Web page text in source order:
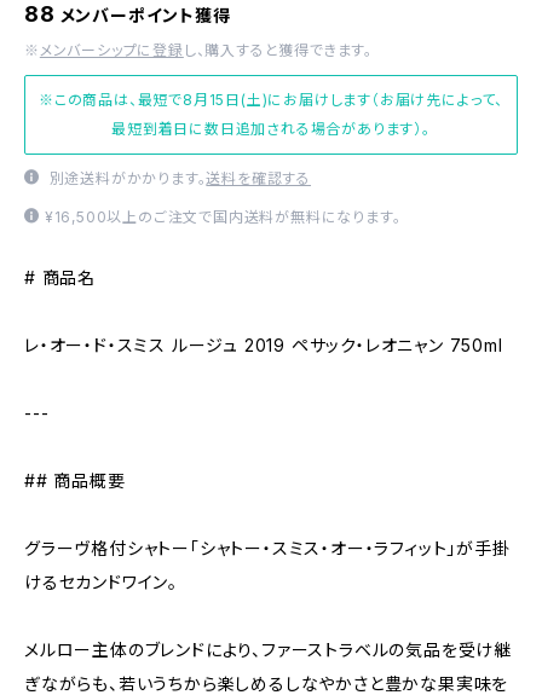
88 メンバーポイント獲得
※ メンバーシップに登録 し、購入すると獲得できます。
※この商品は、最短で8月15日(土)にお届けします（お届け先によって、
最短到着日に数日追加される場合があります）。
別途送料がかかります。送料を確認する
¥16,500以上のご注文で国内送料が無料になります。
# 商品名
レ・オー・ド・スミス ルージュ 2019 ペサック・レオニャン 750ml
---
## 商品概要
グラーヴ格付シャトー「シャトー・スミス・オー・ラフィット」が手掛
けるセカンドワイン。
メルロー主体のブレンドにより、ファーストラベルの気品を受け継
ぎながらも、若いうちから楽しめるしなやかさと豊かな果実味を